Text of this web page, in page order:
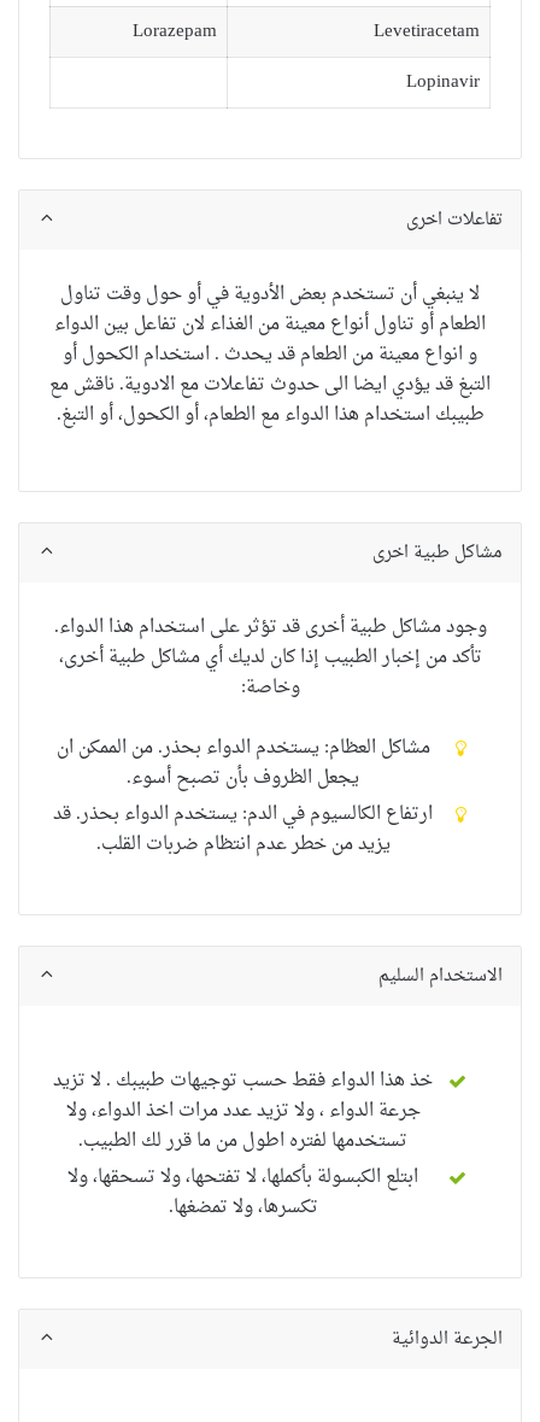
Levetiracetam
Lorazepam
Lopinavir
تفاعلات اخرى
لا ينبغي أن تستخدم بعض الأدوية في أو حول وقت تناول
الطعام أو تناول أنواع معينة من الغذاء لان تفاعل بين الدواء
و انواع معينة من الطعام قد يحدث . استخدام الكحول أو
التبغ قد يؤدي ايضا الى حدوث تفاعلات مع الادوية. ناقش مع
طبيبك استخدام هذا الدواء مع الطعام، أوالكحول،أوالتبغ.
مشاكل طبية اخرى
وجودمشاكل طبية أخرىقدتؤثر على استخدام هذا الدواء.
تأكد من إخبار الطبيب إذا كان لديكأيمشاكل طبية أخرى،
وخاصة:
مشاكل العظام: يستخدم الدواء بحذر.من الممكن ان
يجعل الظروف بأن تصبح أسوء.
ارتفاع الكالسيوم في الدم: يستخدم الدواء بحذر.قد
يزيد من خطر عدم انتظام ضربات القلب.
الاستخدام السليم
خذ هذا الدواء فقط حسب توجيهات طبيبك . لا تزيد
جرعة الدواء ، ولا تزيد عدد مرات اخذ الدواء، ولا
تستخدمها لفتره اطول من ما قرر لك الطبيب.
ابتلع الكبسولة بأكملها،لا تفتحها، ولا تسحقها، ولا
تكسرها، ولا تمضغها.
الجرعة الدوائية